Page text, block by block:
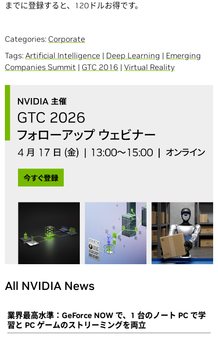
までに登録すると、120ドルお得です。
Categories: Corporate
Tags: Artificial Intelligence | Deep Learning | Emerging
Companies Summit | GTC 2016 | Virtual Reality
All NVIDIA News
業界最高水準：GeForce NOW で、1 台のノート PC で学
習と PC ゲームのストリーミングを両立